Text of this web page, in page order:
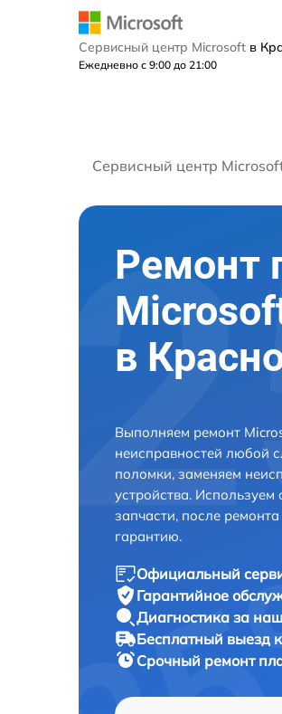
Сервисный центр Microsoft в
Ежедневно с 9:00 до 21:00
Сервисный центр
Ремонт
в
Выполняем ремонт
неисправностей любой
поломки, заменяем
устройства.
запчасти, после
гарантию.
Официальный
Гарантийное
Диагностика за наш
Бесплатный выезд
Срочный ремонт